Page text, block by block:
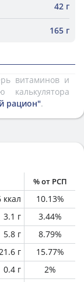
42 г
165 г
витаминов и
рацион".
% от РСП
ккал 10.13%
3.1 г 3.44%
5.8 г 8.79%
г 15.77%
0.4 г 2%